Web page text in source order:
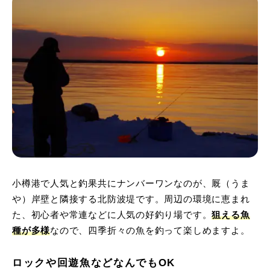
小樽港で人気と釣果共にナンバーワンなのが、厩（うま
や）岸壁と隣接する北防波堤です。周辺の環境に恵まれ
た、初心者や常連などに人気の好釣り場です。狙える魚
種が多様なので、四季折々の魚を釣って楽しめますよ。
ロックや回遊魚などなんでもOK